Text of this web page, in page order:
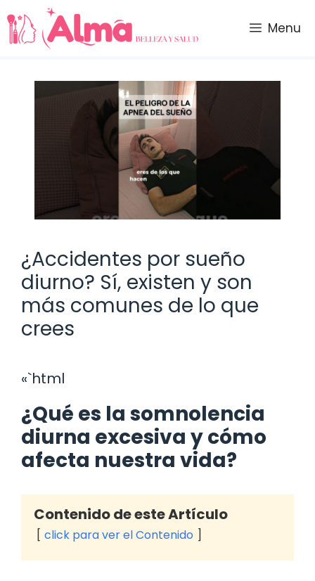
Saltar
al
contenido
Menu
¿Accidentes por sueño
diurno? Sí, existen y son
más comunes de lo que
crees
«`html
¿Qué es la somnolencia
diurna excesiva y cómo
afecta nuestra vida?
Contenido de este Artículo
click para ver el Contenido